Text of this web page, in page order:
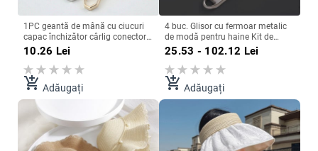
1PC geantă de mână cu ciucuri
capac închizător cârlig conector
pentru geanta catarame metalice
cu șuruburi saci curea opritor
cordon blocare accesorii bricolaj
10.26 Lei
add_shopping_cart Adăugați
4 buc. Glisor cu fermoar metalic
de modă pentru haine Kit de
reparare a fermoarului Tragere
pentru fermoar Accesorii de cusut
cu fermoar Seturi de cusut
Fermoar
25.53 - 102.12 Lei
add_shopping_cart Adăugați